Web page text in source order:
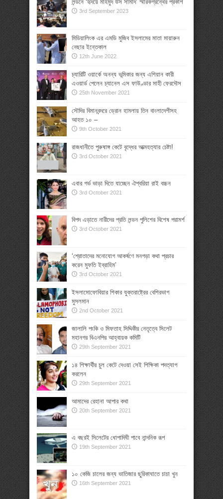
লন্ডনে ‘হৃদয়ে মাহমুদ উস সামাদ’ স্মারকগ্রন্থের প্রকাশ
3rd September 2023
মিডিয়ালিংক এর এমডি মুজিব ইসলামের মাতা মায়ারুন
নেছার ইন্তেকাল
12th June 2022
চ্যারিটি ওয়ার্কে অনন্য ভূমিকার জন্য এশিয়ান কারী
এওয়ার্ড পেলেন চ্যানেল এস ফাউণ্ডার মাহী ফেরদৌস
25th November 2021
সৌদির বিমানবন্দরে ড্রোন হামলায় তিন বাংলাদেশীসহ
আহত ১০ –
9th October 2021
রাজধানীতে পুরুষাঙ্গ কেটে বৃদ্ধের আত্মহত্যার চেষ্টা!
3rd October 2021
এবার গর্ভ ভাড়া দিতে যাচ্ছেন ঐশ্বরিয়া রাই বচ্চন
3rd October 2021
বিপদ এড়াতে নারীদের প্রতি লন্ডন পুলিশের বিশেষ পরামর্শ
3rd October 2021
‘শ্রোতাদের মনোযোগ আকর্ষণে মনগড়া কথা প্রচার
করেন মুফতি ইব্রাহিম’
3rd October 2021
ইসলামোফোবিয়ার শিকার যুক্তরাষ্ট্রের বেশিরভাগ
মুসলমান
2nd October 2021
জালালি পংকি ও মিফতাহ সিদ্দিকীর নেতৃত্বে সিলেট
মহানগর বিএনপির আহ্বায়ক কমিটি
29th September 2021
১৪ শিক্ষার্থীর চুল কেটে দেওয়া সেই শিক্ষিকা পদত্যাগ
করলেন
29th September 2021
আমাদের রেহানা আপার কথা
20th September 2021
এ বছরই সিলেটের ধোপাদিঘী পাবে নান্দনিক রূপ
19th September 2021
১০ কেজি চালের জন্য ভাতিজার ছুরিকাঘাতে চাচা খুন
16th September 2021